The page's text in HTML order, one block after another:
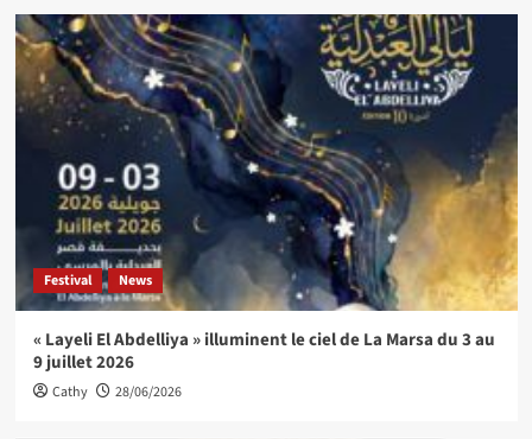
Festival News
« Layeli El Abdelliya » illuminent le ciel de La Marsa du 3 au
9 juillet 2026
Cathy 28/06/2026